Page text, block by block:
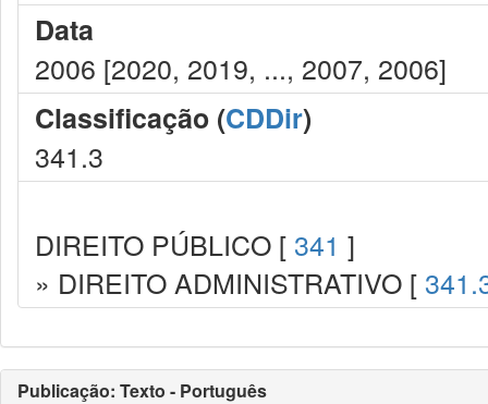
Data
2006 [2020, 2019, ..., 2007, 2006]
Classificação (CDDir)
341.3
DIREITO PÚBLICO [ 341 ]
» DIREITO ADMINISTRATIVO [
Publicação: Texto - Português